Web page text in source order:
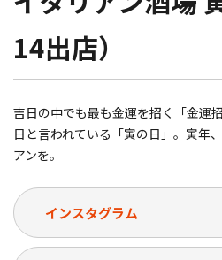
14出店）
吉日の中でも最も金運を招く「金運
日と言われている「寅の日」。寅年
アンを。
インスタグラム